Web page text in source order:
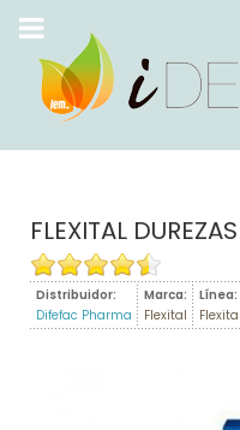
FLEXITAL
Distribuidor:
Difefac Pharma
Marca:
Flexital
Línea:
Flexital